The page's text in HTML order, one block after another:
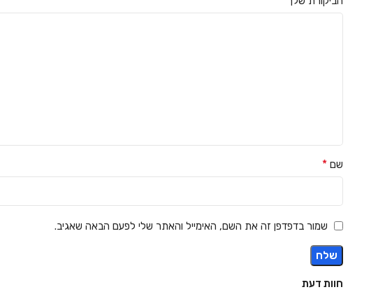
חוות דעת
שם *
שמור בדפדפן זה את השם, האימייל והאתר שלי לפעם הבאה שאגיב.